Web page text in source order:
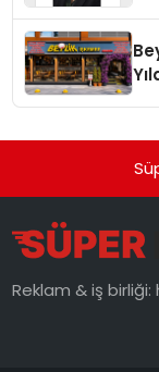
Reklam & iş birliği: